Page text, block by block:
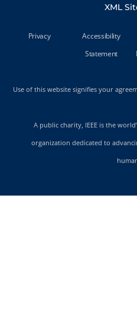
XML
Privacy
Accessibility
Statement
Use of this website signifies your
A public charity, IEEE is the
organization dedicated to